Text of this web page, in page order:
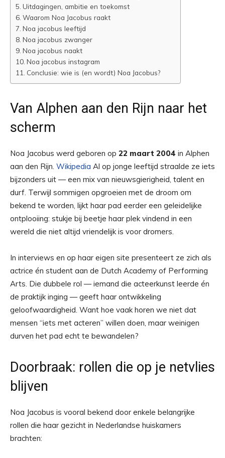
Uitdagingen, ambitie en toekomst
Waarom Noa Jacobus raakt
Noa jacobus leeftijd
Noa jacobus zwanger
Noa jacobus naakt
Noa jacobus instagram
Conclusie: wie is (en wordt) Noa Jacobus?
Van Alphen aan den Rijn naar het
scherm
Noa Jacobus werd geboren op 22 maart 2004 in Alphen
aan den Rijn. Wikipedia Al op jonge leeftijd straalde ze iets
bijzonders uit — een mix van nieuwsgierigheid, talent en
durf. Terwijl sommigen opgroeien met de droom om
bekend te worden, lijkt haar pad eerder een geleidelijke
ontplooiing: stukje bij beetje haar plek vindend in een
wereld die niet altijd vriendelijk is voor dromers.
In interviews en op haar eigen site presenteert ze zich als
actrice én student aan de Dutch Academy of Performing
Arts. Die dubbele rol — iemand die acteerkunst leerde én
de praktijk inging — geeft haar ontwikkeling
geloofwaardigheid. Want hoe vaak horen we niet dat
mensen “iets met acteren” willen doen, maar weinigen
durven het pad echt te bewandelen?
Doorbraak: rollen die op je netvlies
blijven
Noa Jacobus is vooral bekend door enkele belangrijke
rollen die haar gezicht in Nederlandse huiskamers
brachten: